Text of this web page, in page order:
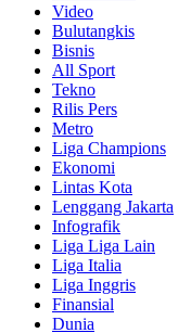
Video
Bulutangkis
Bisnis
All Sport
Tekno
Rilis Pers
Metro
Liga Champions
Ekonomi
Lintas Kota
Lenggang Jakarta
Infografik
Liga Liga Lain
Liga Italia
Liga Inggris
Finansial
Dunia